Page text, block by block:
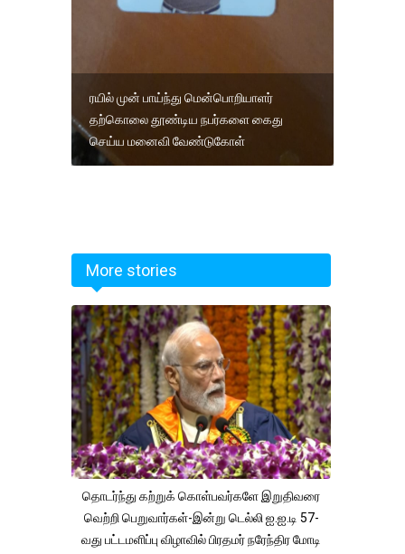
ரயில் முன் பாய்ந்து மென்பொறியாளர்
தற்கொலை தூண்டிய நபர்களை கைது
செய்ய மனைவி வேண்டுகோள்
More stories
தொடர்ந்து கற்றுக் கொள்பவர்களே இறுதிவரை
வெற்றி பெறுவார்கள்-இன்று டெல்லி ஐ.ஐ.டி 57-
வது பட்டமளிப்பு விழாவில் பிரதமர் நரேந்திர மோடி